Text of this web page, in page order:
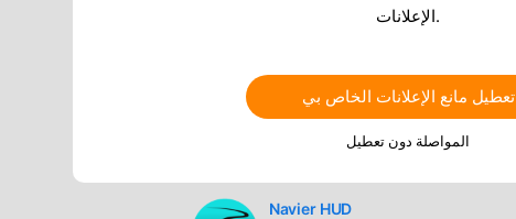
FLY is FUN
Navier HUD
الإعلانات.
تعطيل مانع الإعلانات الخاص بي
المواصلة دون تعطيل